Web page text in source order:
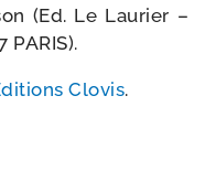
(Ed. Le Laurier –
PARIS).
Clovis.